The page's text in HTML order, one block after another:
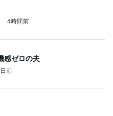
4時間前
感ゼロの夫
前